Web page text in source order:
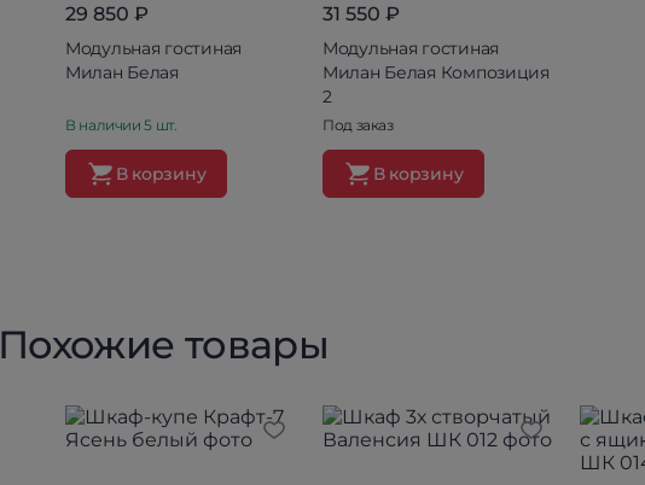
29 850 ₽
Модульная гостиная
Милан Белая
В наличии 5 шт.
В корзину
31 550 ₽
Модульная гостиная
Милан Белая Композиция
2
Под заказ
В корзину
Похожие товары